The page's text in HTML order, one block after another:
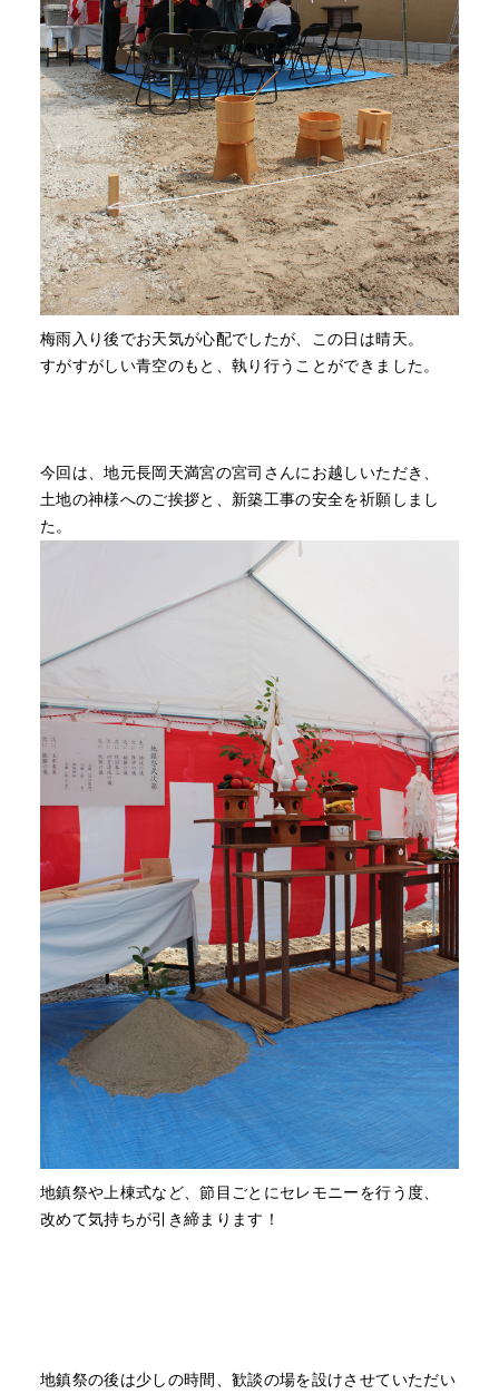
梅雨入り後でお天気が心配でしたが、この日は晴天。
すがすがしい青空のもと、執り行うことができました。
今回は、地元長岡天満宮の宮司さんにお越しいただき、
土地の神様へのご挨拶と、新築工事の安全を祈願しまし
た。
地鎮祭や上棟式など、節目ごとにセレモニーを行う度、
改めて気持ちが引き締まります！
地鎮祭の後は少しの時間、歓談の場を設けさせていただい